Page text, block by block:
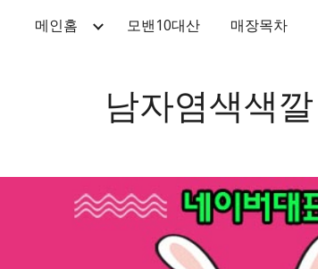
Skip to main content
메인홈 모밴10대산 매장목차
남자염색색깔